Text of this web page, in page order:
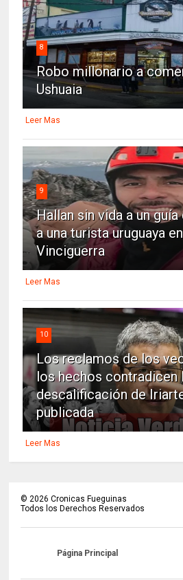
8
Robo millonario a
Ushuaia
Leer Mas
9
Hallan sin vida a un
a una turista uruguaya
Vinciguerra
Leer Mas
10
Los reclamos de los
los hechos contradicen
descalificación de
publicada
Leer Mas
© 2026 Cronicas Fueguinas
Todos los Derechos Reservados
Página Principal